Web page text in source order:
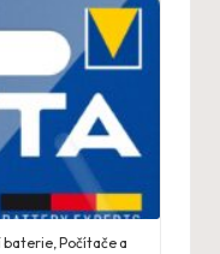
baterie,Počítače a